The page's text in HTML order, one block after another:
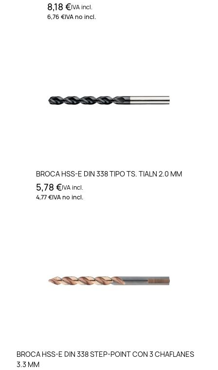
8,18 €IVA incl.
6,76 €IVA no incl.
BROCA HSS-E DIN 338 TIPO TS. TIALN 2.0 MM
5,78 €IVA incl.
4,77 €IVA no incl.
BROCA HSS-E DIN 338 STEP-POINT CON 3 CHAFLANES
3.3 MM